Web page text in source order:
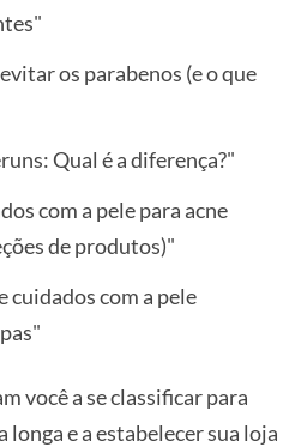
os parabenos (e o que
Qual é a diferença?"
com a pele para acne
de produtos)"
cuidados com a pele
você a se classificar para
longa e a estabelecer sua loja